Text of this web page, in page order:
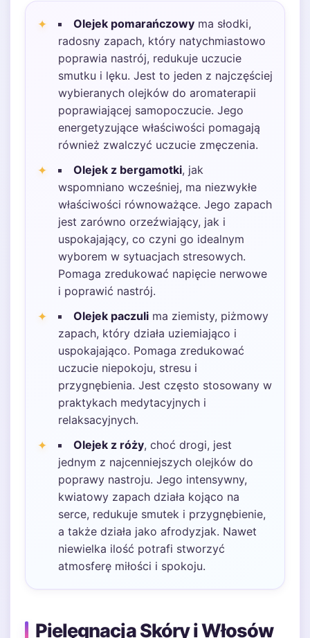
Olejek pomarańczowy ma słodki,
radosny zapach, który natychmiastowo
poprawia nastrój, redukuje uczucie
smutku i lęku. Jest to jeden z najczęściej
wybieranych olejków do aromaterapii
poprawiającej samopoczucie. Jego
energetyzujące właściwości pomagają
również zwalczyć uczucie zmęczenia.
Olejek z bergamotki, jak
wspomniano wcześniej, ma niezwykłe
właściwości równoważące. Jego zapach
jest zarówno orzeźwiający, jak i
uspokajający, co czyni go idealnym
wyborem w sytuacjach stresowych.
Pomaga zredukować napięcie nerwowe
i poprawić nastrój.
Olejek paczuli ma ziemisty, piżmowy
zapach, który działa uziemiająco i
uspokajająco. Pomaga zredukować
uczucie niepokoju, stresu i
przygnębienia. Jest często stosowany w
praktykach medytacyjnych i
relaksacyjnych.
Olejek z róży, choć drogi, jest
jednym z najcenniejszych olejków do
poprawy nastroju. Jego intensywny,
kwiatowy zapach działa kojąco na
serce, redukuje smutek i przygnębienie,
a także działa jako afrodyzjak. Nawet
niewielka ilość potrafi stworzyć
atmosferę miłości i spokoju.
Pielęgnacja Skóry i Włosów